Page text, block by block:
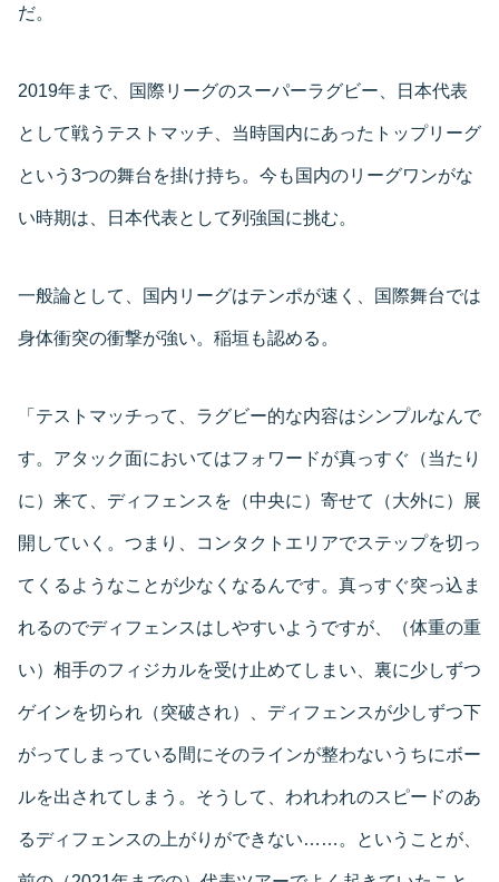
だ。
2019年まで、国際リーグのスーパーラグビー、日本代表
として戦うテストマッチ、当時国内にあったトップリーグ
という3つの舞台を掛け持ち。今も国内のリーグワンがな
い時期は、日本代表として列強国に挑む。
一般論として、国内リーグはテンポが速く、国際舞台では
身体衝突の衝撃が強い。稲垣も認める。
「テストマッチって、ラグビー的な内容はシンプルなんで
す。アタック面においてはフォワードが真っすぐ（当たり
に）来て、ディフェンスを（中央に）寄せて（大外に）展
開していく。つまり、コンタクトエリアでステップを切っ
てくるようなことが少なくなるんです。真っすぐ突っ込ま
れるのでディフェンスはしやすいようですが、（体重の重
い）相手のフィジカルを受け止めてしまい、裏に少しずつ
ゲインを切られ（突破され）、ディフェンスが少しずつ下
がってしまっている間にそのラインが整わないうちにボー
ルを出されてしまう。そうして、われわれのスピードのあ
るディフェンスの上がりができない……。ということが、